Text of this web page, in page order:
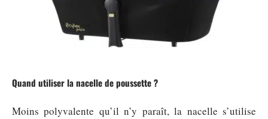
Quand utiliser la nacelle de poussette ?
Moins polyvalente qu’il n’y paraît, la nacelle s’utilise